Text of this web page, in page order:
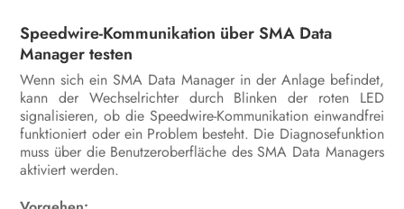
Speedwire-Kommunikation über SMA Data
Manager testen
Wenn sich ein SMA Data Manager in der Anlage befindet,
kann der Wechselrichter durch Blinken der roten LED
signalisieren, ob die Speedwire-Kommunikation einwandfrei
funktioniert oder ein Problem besteht. Die Diagnosefunktion
muss über die Benutzeroberfläche des SMA Data Managers
aktiviert werden.